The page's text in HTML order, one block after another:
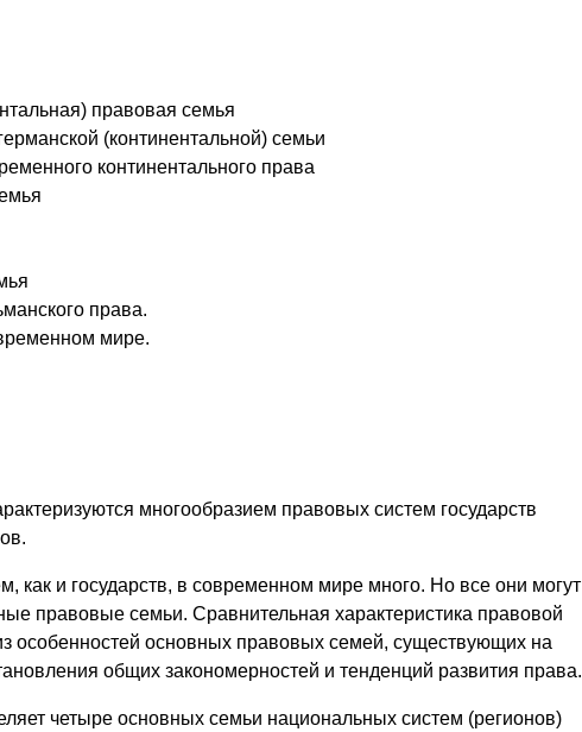
правовая семья
(континентальной) семьи
континентального права
права.
мире.
многообразием правовых систем государств
как и государств, в современном мире много. Но все они могут
правовые семьи. Сравнительная характеристика правовой
особенностей основных правовых семей, существующих на
общих закономерностей и тенденций развития права.
четыре основных семьи национальных систем (регионов)